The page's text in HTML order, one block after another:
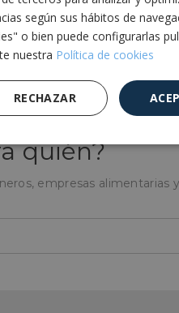
se utiliza?
punzón se introduce el
de la temperatura. En caso
para conocer la
deeseamos medir la
quién?
empresas alimentarias
según sus hábitos de
o bien puede configurarlas
nuestra Política de cookies
RECHAZAR
de
Cookies de
funcionalidad